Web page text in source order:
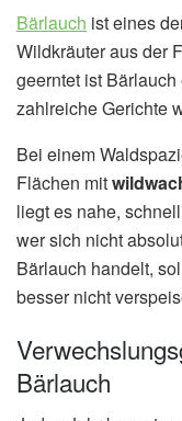
Bärlauch ist eines
Wildkräuter aus der
geerntet ist
zahlreiche Gerichte
Bei einem
Flächen mit
liegt es nahe,
wer sich nicht
Bärlauch handelt,
besser nicht
Bärlauch